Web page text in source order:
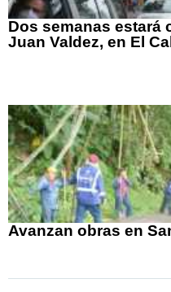
Dos semanas estará
Juan Valdez, en El
Avanzan obras en